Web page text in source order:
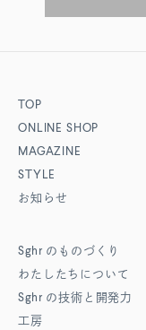
TOP
ONLINE SHOP
MAGAZINE
STYLE
お知らせ
Sghr のものづくり
わたしたちについて
Sghr の技術と開発力
工房